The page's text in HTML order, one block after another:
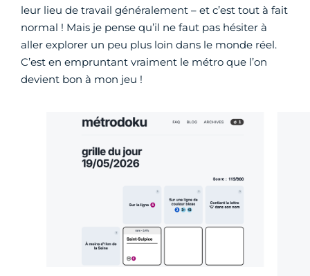
leur lieu de travail généralement – et c’est tout à fait
normal ! Mais je pense qu’il ne faut pas hésiter à
aller explorer un peu plus loin dans le monde réel.
C’est en empruntant vraiment le métro que l’on
devient bon à mon jeu !